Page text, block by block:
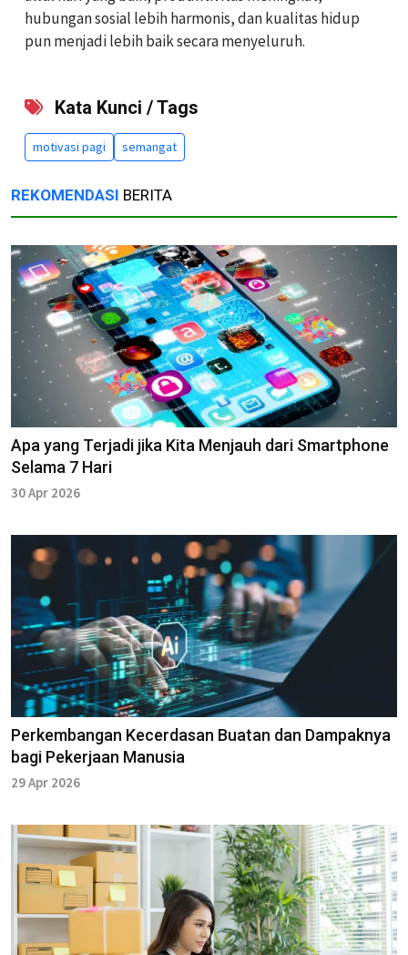
hubungan sosial lebih harmonis, dan kualitas hidup
pun menjadi lebih baik secara menyeluruh.
Kata Kunci / Tags
motivasi pagi semangat
REKOMENDASI BERITA
Apa yang Terjadi jika Kita Menjauh dari Smartphone
Selama 7 Hari
30 Apr 2026
Perkembangan Kecerdasan Buatan dan Dampaknya
bagi Pekerjaan Manusia
29 Apr 2026